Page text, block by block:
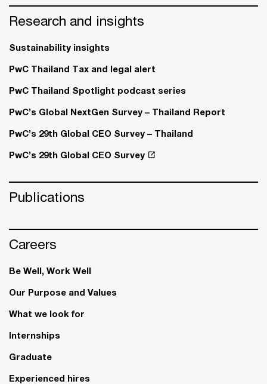
Research and insights
Sustainability insights
PwC Thailand Tax and legal alert
PwC Thailand Spotlight podcast series
PwC’s Global NextGen Survey – Thailand Report
PwC’s 29th Global CEO Survey – Thailand
PwC’s 29th Global CEO Survey
Publications
Careers
Be Well, Work Well​
Our Purpose and Values
What we look for
Internships
Graduate
Experienced hires